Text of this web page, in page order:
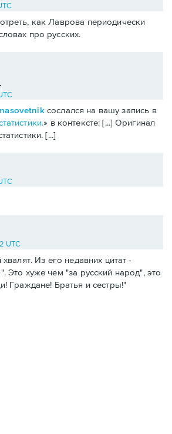
как Лаврова периодически
про русских.
сослался на вашу запись в
» в контексте: [...] Оригинал
[...]
UTC
Из его недавних цитат -
Это хуже чем "за русский народ", это
Граждане! Братья и сестры!"